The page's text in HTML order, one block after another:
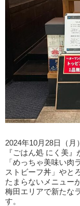
2024年10月28日（
『ごはん処 にく美』
「めっちゃ美味い
ストビーフ丼」やと
たまらないメニュー
梅田エリアで新たな
す。